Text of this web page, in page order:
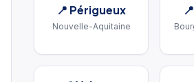
📍 Périgueux
Nouvelle-Aquitaine
📍